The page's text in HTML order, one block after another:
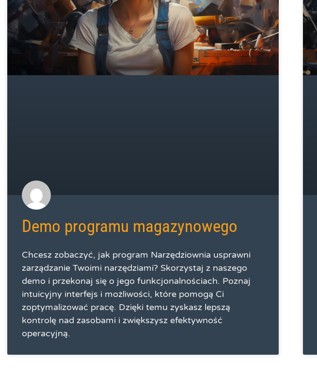
Demo programu magazynowego
Chcesz zobaczyć, jak program Narzędziownia usprawni
zarządzanie Twoimi narzędziami? Skorzystaj z naszego
demo i przekonaj się o jego funkcjonalnościach. Poznaj
intuicyjny interfejs i możliwości, które pomogą Ci
zoptymalizować pracę. Dzięki temu zyskasz lepszą
kontrolę nad zasobami i zwiększysz efektywność
operacyjną.